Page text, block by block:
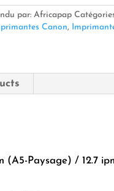
par: Africapap
Canon,
(A5-Paysage) / 12.7